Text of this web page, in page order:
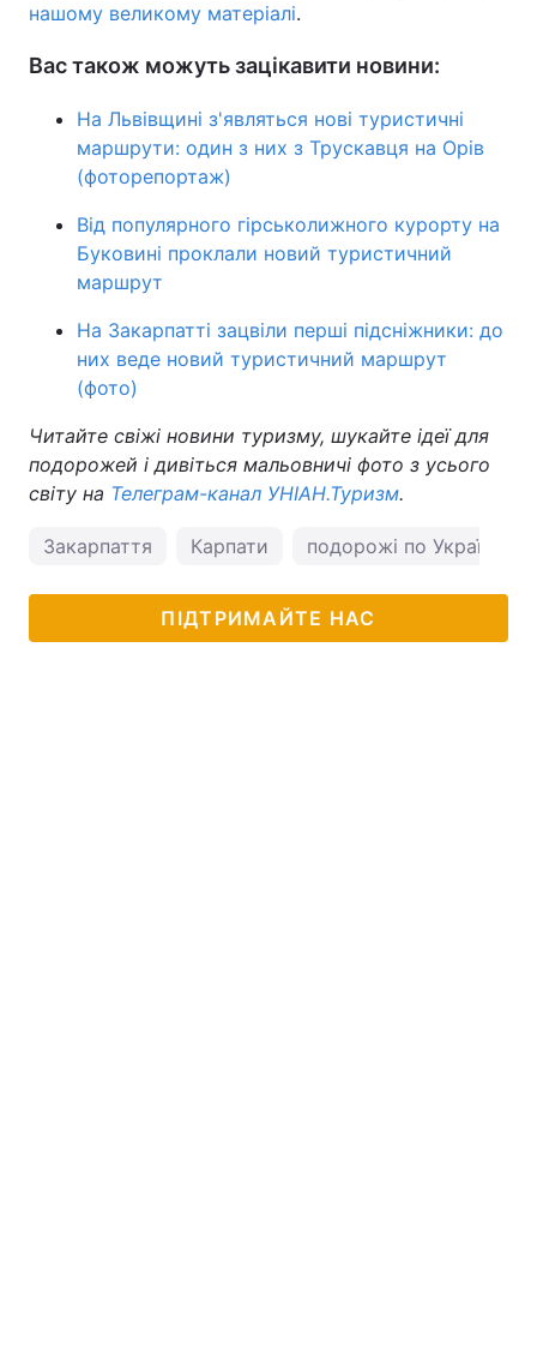
нашому великому матеріалі.
Вас також можуть зацікавити новини:
На Львівщині з'являться нові туристичні
маршрути: один з них з Трускавця на Орів
(фоторепортаж)
Від популярного гірськолижного курорту на
Буковині проклали новий туристичний
маршрут
На Закарпатті зацвіли перші підсніжники: до
них веде новий туристичний маршрут
(фото)
Читайте свіжі новини туризму, шукайте ідеї для
подорожей і дивіться мальовничі фото з усього
світу на Телеграм-канал УНІАН.Туризм.
Закарпаття Карпати подорожі по Україні
ПІДТРИМАЙТЕ НАС